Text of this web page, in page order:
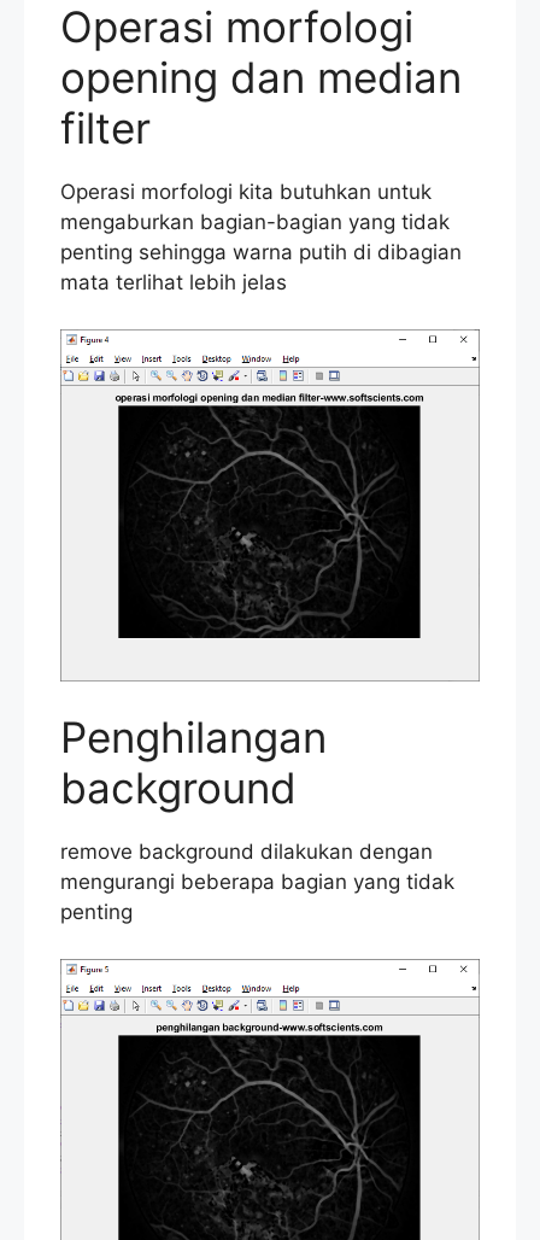
Operasi morfologi
opening dan median
filter
Operasi morfologi kita butuhkan untuk
mengaburkan bagian-bagian yang tidak
penting sehingga warna putih di dibagian
mata terlihat lebih jelas
Penghilangan
background
remove background dilakukan dengan
mengurangi beberapa bagian yang tidak
penting